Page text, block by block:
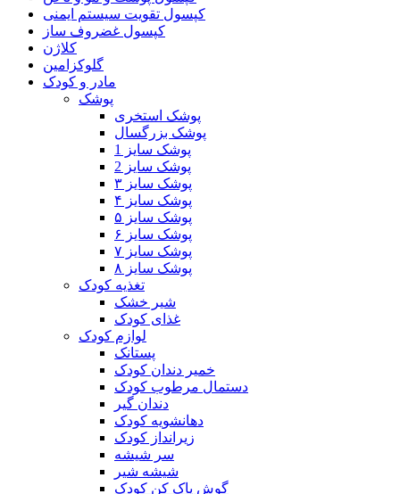
کپسول تقویت سیستم ایمنی
کپسول غضروف ساز
کلاژن
گلوکزامین
مادر و کودک
پوشک
پوشک استخری
پوشک بزرگسال
پوشک سایز 1
پوشک سایز 2
پوشک سایز ۳
پوشک سایز ۴
پوشک سایز ۵
پوشک سایز ۶
پوشک سایز ۷
پوشک سایز ۸
تغذیه کودک
شیر خشک
غذای کودک
لوازم کودک
پستانک
خمیر دندان کودک
دستمال مرطوب کودک
دندان گیر
دهانشویه کودک
زیرانداز کودک
سر شیشه
شیشه شیر
گوش پاک کن کودک